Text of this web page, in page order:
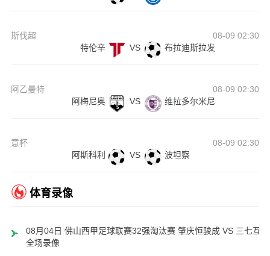
斯伐超
08-09 02:30
特伦辛
VS 布拉迪斯拉发
阿乙曼特
08-09 02:30
阿梅尼奥
VS 维拉多尔米尼
意杯
08-09 02:30
阿斯科利
VS 波坦察
体育录像
08月04日 佛山西甲足球联赛32强淘汰赛 肇庆恒骏成 VS 三七互娱
全场录像